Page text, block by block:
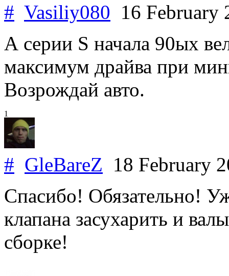
# Vasiliy080 16 February
А серии S начала 90ых
максимум драйва при
Возрождай авто.
1
# GleBareZ 18 February
Спасибо! Обязательно!
клапана засухарить и
сборке!